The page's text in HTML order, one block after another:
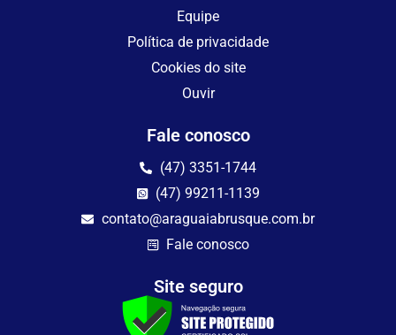
Equipe
Política de privacidade
Cookies do site
Ouvir
Fale conosco
(47) 3351-1744
(47) 99211-1139
contato@araguaiabrusque.com.br
Fale conosco
Site seguro